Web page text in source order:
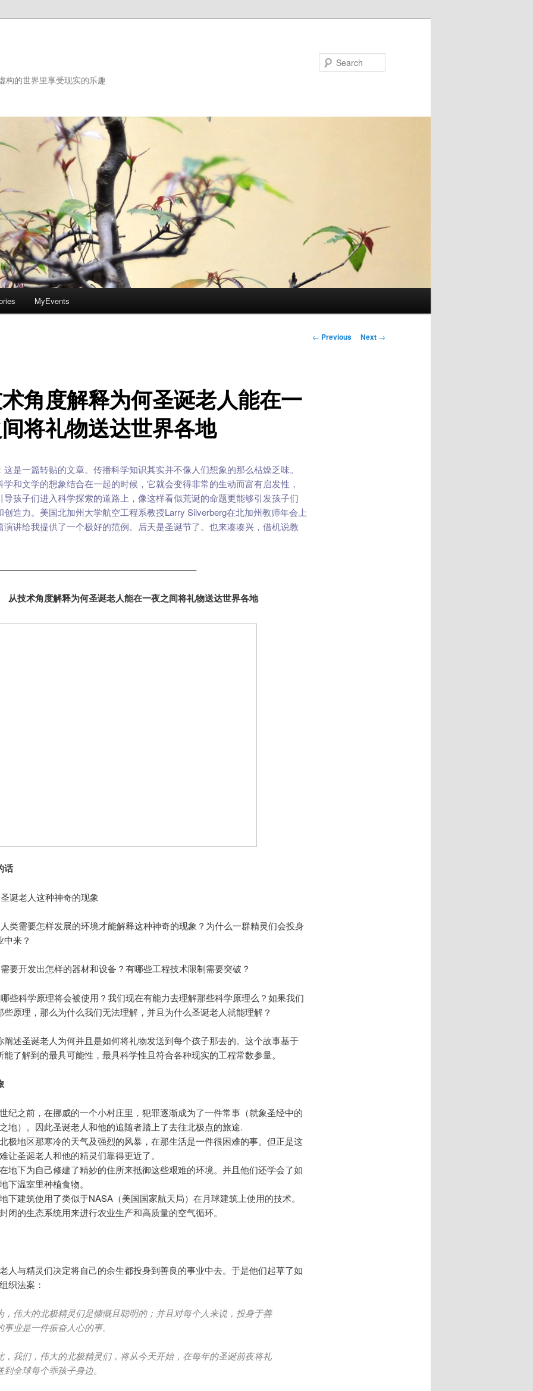
构的世界里享受现实的乐趣
MyEvents
Post
← Previous Next →
角度解释为何圣诞老人能在一
将礼物送达世界各地
这是一篇转贴的文章。传播科学知识其实并不像人们想象的那么枯燥乏味。
学和文学的想象结合在一起的时候，它就会变得非常的生动而富有启发性，
导孩子们进入科学探索的道路上，像这样看似荒诞的命题更能够引发孩子们
创造力。美国北加州大学航空工程系教授Larry Silverberg在北加州教师年会上
演讲给我提供了一个极好的范例。后天是圣诞节了。也来凑凑兴，借机说教
从技术角度解释为何圣诞老人能在一夜之间将礼物送达世界各地
话
诞老人这种神奇的现象
人类需要怎样发展的环境才能解释这种神奇的现象？为什么一群精灵们会投身
中来？
需要开发出怎样的器材和设备？有哪些工程技术限制需要突破？
哪些科学原理将会被使用？我们现在有能力去理解那些科学原理么？如果我们
些原理，那么为什么我们无法理解，并且为什么圣诞老人就能理解？
阐述圣诞老人为何并且是如何将礼物发送到每个孩子那去的。这个故事基于
能了解到的最具可能性，最具科学性且符合各种现实的工程常数参量。
纪之前，在挪威的一个小村庄里，犯罪逐渐成为了一件常事（就象圣经中的
地）。因此圣诞老人和他的追随者踏上了去往北极点的旅途.
极地区那寒冷的天气及强烈的风暴，在那生活是一件很困难的事。但正是这
让圣诞老人和他的精灵们靠得更近了。
地下为自己修建了精妙的住所来抵御这些艰难的环境。并且他们还学会了如
下温室里种植食物。
下建筑使用了类似于NASA（美国国家航天局）在月球建筑上使用的技术。
闭的生态系统用来进行农业生产和高质量的空气循环。
人与精灵们决定将自己的余生都投身到善良的事业中去。于是他们起草了如
织法案：
，伟大的北极精灵们是慷慨且聪明的；并且对每个人来说，投身于善
事业是一件振奋人心的事。
，我们，伟大的北极精灵们，将从今天开始，在每年的圣诞前夜将礼
到全球每个乖孩子身边。